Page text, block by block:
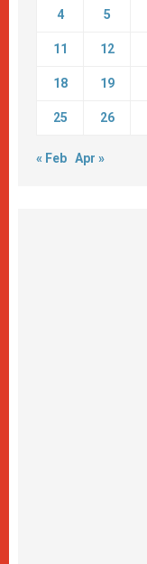
4 5
11 12
18 19
25 26
« Feb Apr »